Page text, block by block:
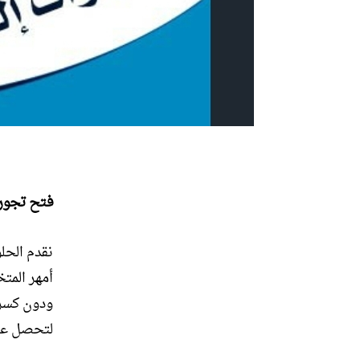
فتح
نقدم
أمهر
ودون
لتحصل